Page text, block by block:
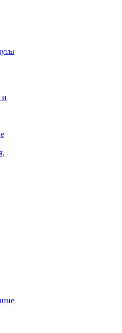
и